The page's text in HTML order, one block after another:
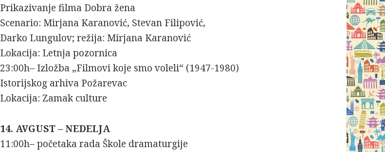
Prikazivanje filma Dobra žena
Scenario: Mirjana Karanović, Stevan Filipović,
Darko Lungulov; režija: Mirjana Karanović
Lokacija: Letnja pozornica
23:00h– Izložba „Filmovi koje smo voleli“ (1947-1980)
Istorijskog arhiva Požarevac
Lokacija: Zamak culture
14. AVGUST – NEDELJA
11:00h– početaka rada Škole dramaturgije